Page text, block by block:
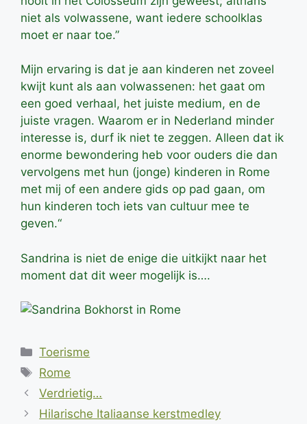
niet als volwassene, want iedere schoolklas
moet er naar toe.”
Mijn ervaring is dat je aan kinderen net zoveel
kwijt kunt als aan volwassenen: het gaat om
een goed verhaal, het juiste medium, en de
juiste vragen. Waarom er in Nederland minder
interesse is, durf ik niet te zeggen. Alleen dat ik
enorme bewondering heb voor ouders die dan
vervolgens met hun (jonge) kinderen in Rome
met mij of een andere gids op pad gaan, om
hun kinderen toch iets van cultuur mee te
geven.“
Sandrina is niet de enige die uitkijkt naar het
moment dat dit weer mogelijk is….
Categorieën
Toerisme
Tags
Rome
Verdrietig…
Hilarische Italiaanse kerstmedley